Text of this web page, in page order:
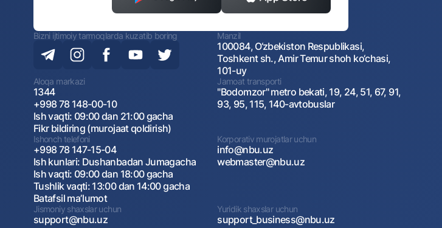
Bizni ijtimoiy tarmoqlarda kuzatib boring Manzil
100084, O‘zbekiston Respublikasi,
Toshkent sh., Amir Temur shoh ko‘chasi,
101-uy
Aloqa markazi
1344
+998 78 148-00-10
Ish vaqti: 09:00 dan 21:00 gacha
Fikr bildiring (murojaat qoldirish)
Jamoat transporti
"Bodomzor" metro bekati, 19, 24, 51, 67, 91,
93, 95, 115, 140-avtobuslar
Ishonch telefoni
+998 78 147-15-04
Ish kunlari: Dushanbadan Jumagacha
Ish vaqti: 09:00 dan 18:00 gacha
Tushlik vaqti: 13:00 dan 14:00 gacha
Batafsil maʼlumot
Korporativ murojatlar uchun
info@nbu.uz
webmaster@nbu.uz
Jismoniy shaxslar uchun
support@nbu.uz
Yuridik shaxslar uchun
support_business@nbu.uz